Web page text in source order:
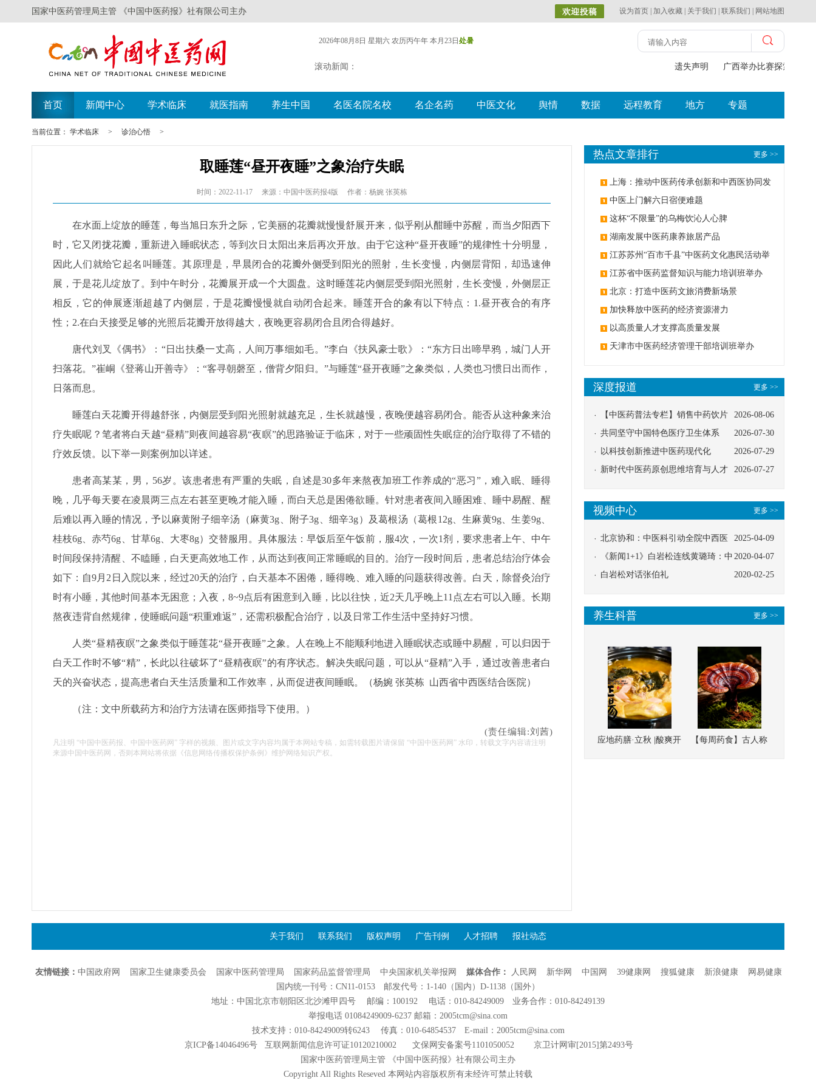
国家中医药管理局主管 《中国中医药报》社有限公司主办 设为首页 加入收藏 关于我们 联系我们 网站地图
2026年08月8日 星期六 农历丙午年 本月23日 处暑
滚动新闻： 遗失声明 广西举办比赛探索中（
首页 新闻中心 学术临床 就医指南 养生中国 名医名院名校 名企名药 中医文化 舆情 数据 远程教育 地方 专题
当前位置： 学术临床 > 诊治心悟 >
取睡莲“昼开夜睡”之象治疗失眠
时间：2022-11-17 来源：中国中医药报4版 作者：杨婉 张英栋
在水面上绽放的睡莲，每当旭日东升之际，它美丽的花瓣就慢慢舒展开来，似乎刚从酣睡中苏醒，而当夕阳西下
时，它又闭拢花瓣，重新进入睡眠状态，等到次日太阳出来后再次开放。由于它这种“昼开夜睡”的规律性十分明显，
因此人们就给它起名叫睡莲。其原理是，早晨闭合的花瓣外侧受到阳光的照射，生长变慢，内侧层背阳，却迅速伸
展，于是花儿绽放了。到中午时分，花瓣展开成一个大圆盘。这时睡莲花内侧层受到阳光照射，生长变慢，外侧层正
相反，它的伸展逐渐超越了内侧层，于是花瓣慢慢就自动闭合起来。睡莲开合的象有以下特点：1.昼开夜合的有序
性；2.在白天接受足够的光照后花瓣开放得越大，夜晚更容易闭合且闭合得越好。
唐代刘叉《偶书》：“日出扶桑一丈高，人间万事细如毛。”李白《扶风豪士歌》：“东方日出啼早鸦，城门人开
扫落花。”崔峒《登蒋山开善寺》：“客寻朝磬至，僧背夕阳归。”与睡莲“昼开夜睡”之象类似，人类也习惯日出而作，
日落而息。
睡莲白天花瓣开得越舒张，内侧层受到阳光照射就越充足，生长就越慢，夜晚便越容易闭合。能否从这种象来治
疗失眠呢？笔者将白天越“昼精”则夜间越容易“夜瞑”的思路验证于临床，对于一些顽固性失眠症的治疗取得了不错的
疗效反馈。以下举一则案例加以详述。
患者高某某，男，56岁。该患者患有严重的失眠，自述是30多年来熬夜加班工作养成的“恶习”，难入眠、睡得
晚，几乎每天要在凌晨两三点左右甚至更晚才能入睡，而白天总是困倦欲睡。针对患者夜间入睡困难、睡中易醒、醒
后难以再入睡的情况，予以麻黄附子细辛汤（麻黄3g、附子3g、细辛3g）及葛根汤（葛根12g、生麻黄9g、生姜9g、
桂枝6g、赤芍6g、甘草6g、大枣8g）交替服用。具体服法：早饭后至午饭前，服4次，一次1剂，要求患者上午、中午
时间段保持清醒、不瞌睡，白天更高效地工作，从而达到夜间正常睡眠的目的。治疗一段时间后，患者总结治疗体会
如下：自9月2日入院以来，经过20天的治疗，白天基本不困倦，睡得晚、难入睡的问题获得改善。白天，除督灸治疗
时有小睡，其他时间基本无困意；入夜，8~9点后有困意到入睡，比以往快，近2天几乎晚上11点左右可以入睡。长期
熬夜违背自然规律，使睡眠问题“积重难返”，还需积极配合治疗，以及日常工作生活中坚持好习惯。
人类“昼精夜瞑”之象类似于睡莲花“昼开夜睡”之象。人在晚上不能顺利地进入睡眠状态或睡中易醒，可以归因于
白天工作时不够“精”，长此以往破坏了“昼精夜瞑”的有序状态。解决失眠问题，可以从“昼精”入手，通过改善患者白
天的兴奋状态，提高患者白天生活质量和工作效率，从而促进夜间睡眠。（杨婉 张英栋 山西省中西医结合医院）
（注：文中所载药方和治疗方法请在医师指导下使用。）
(责任编辑:刘茜)
凡注明 “中国中医药报、中国中医药网” 字样的视频、图片或文字内容均属于本网站专稿，如需转载图片请保留 “中国中医药网” 水印，转载文字内容请注明
来源中国中医药网，否则本网站将依据《信息网络传播权保护条例》维护网络知识产权。
更多 >>
热点文章排行
上海：推动中医药传承创新和中西医协同发
展 中医上门解六日宿便难题
这杯“不限量”的乌梅饮沁人心脾
湖南发展中医药康养旅居产品
江苏苏州“百市千县”中医药文化惠民活动举
办 江苏省中医药监督知识与能力培训班举办
北京：打造中医药文旅消费新场景
加快释放中医药的经济资源潜力
以高质量人才支撑高质量发展
天津市中医药经济管理干部培训班举办
更多 >>
深度报道
2026-08-06
【中医药普法专栏】销售中药饮片
应告知煎服方法及注意事项
2026-07-30
共同坚守中国特色医疗卫生体系
2026-07-29
以科技创新推进中医药现代化
2026-07-27
新时代中医药原创思维培育与人才
更多 >>
视频中心
2025-04-09
北京协和：中医科引动全院中西医
协同
2020-04-07
《新闻1+1》白岩松连线黄璐琦：中
医救治的临床效果
2020-02-25
白岩松对话张伯礼
更多 >>
养生科普
应地药膳·立秋 |酸爽开
【每周药食】古人称
关于我们 联系我们 版权声明 广告刊例 人才招聘 报社动态
友情链接： 中国政府网 国家卫生健康委员会 国家中医药管理局 国家药品监督管理局 中央国家机关举报网 媒体合作： 人民网 新华网 中国网 39健康网 搜狐健康 新浪健康
网易健康
国内统一刊号：CN11-0153 邮发代号：1-140（国内）D-1138（国外）
地址：中国北京市朝阳区北沙滩甲四号 邮编：100192 电话：010-84249009 业务合作：010-84249139
举报电话 01084249009-6237 邮箱：2005tcm@sina.com
技术支持：010-84249009转6243 传真：010-64854537 E-mail：2005tcm@sina.com
京ICP备14046496号
互联网新闻信息许可证10120210002文保网安备案号1101050052 京卫计网审[2015]第2493号
国家中医药管理局主管 《中国中医药报》社有限公司主办
Copyright All Rights Reseved 本网站内容版权所有未经许可禁止转载